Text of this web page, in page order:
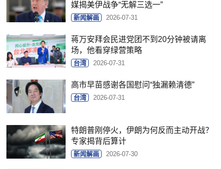
媒揭美伊战争“无解三选一”
新闻解画 2026-07-31
蒋万安拜会民进党团不到20分钟被请离
场，他看穿绿营策略
台湾 2026-07-31
高市早苗感谢各国慰问“独漏赖清德”
台湾 2026-07-31
特朗普刚停火，伊朗为何反而主动开战？
专家揭背后算计
新闻解画 2026-07-30